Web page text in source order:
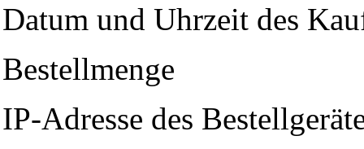
Datum und Uhrzeit des
Bestellmenge
IP-Adresse des